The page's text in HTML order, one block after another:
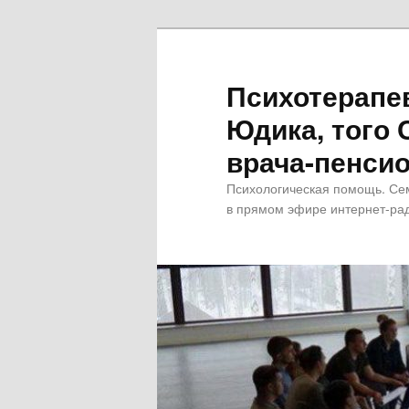
Юдика, того
врача-
Психологическая помощь.
в прямом эфире интернет-